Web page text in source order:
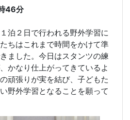
46分
泊２日で行われる野外学習に
ちはこれまで時間をかけて準
ました。今日はスタンツの練
かなり仕上がってきているよ
頑張りが実を結び、子どもた
野外学習となることを願って